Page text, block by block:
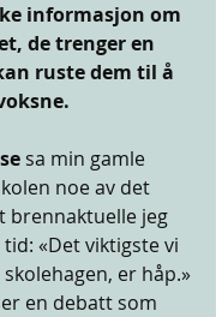
informasjon om
de trenger en
ruste dem til å
sa min gamle
noe av det
brennaktuelle jeg
«Det viktigste vi
er håp.»
en debatt som